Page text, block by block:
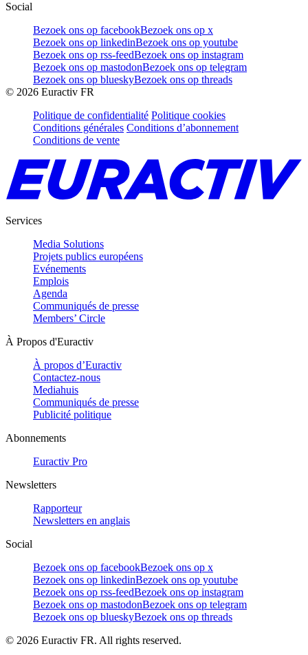
Social
Bezoek ons op facebookBezoek ons op x
Bezoek ons op linkedinBezoek ons op youtube
Bezoek ons op rss-feedBezoek ons op instagram
Bezoek ons op mastodonBezoek ons op telegram
Bezoek ons op blueskyBezoek ons op threads
© 2026 Euractiv FR
Politique de confidentialité Politique cookies
Conditions générales Conditions d’abonnement
Conditions de vente
Services
Media Solutions
Projets publics européens
Evénements
Emplois
Agenda
Communiqués de presse
Members’ Circle
À Propos d'Euractiv
À propos d’Euractiv
Contactez-nous
Mediahuis
Communiqués de presse
Publicité politique
Abonnements
Euractiv Pro
Newsletters
Rapporteur
Newsletters en anglais
Social
Bezoek ons op facebookBezoek ons op x
Bezoek ons op linkedinBezoek ons op youtube
Bezoek ons op rss-feedBezoek ons op instagram
Bezoek ons op mastodonBezoek ons op telegram
Bezoek ons op blueskyBezoek ons op threads
© 2026 Euractiv FR. All rights reserved.